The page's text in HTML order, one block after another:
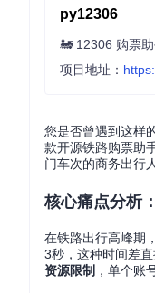
py12306
🚂 12306 购票
项目地址：
您是否曾遇到这样
款开源铁路购票助
门车次的商务出行
核心痛点分析
在铁路出行高峰期
3秒，这种时间差
资源限制 ，单个账